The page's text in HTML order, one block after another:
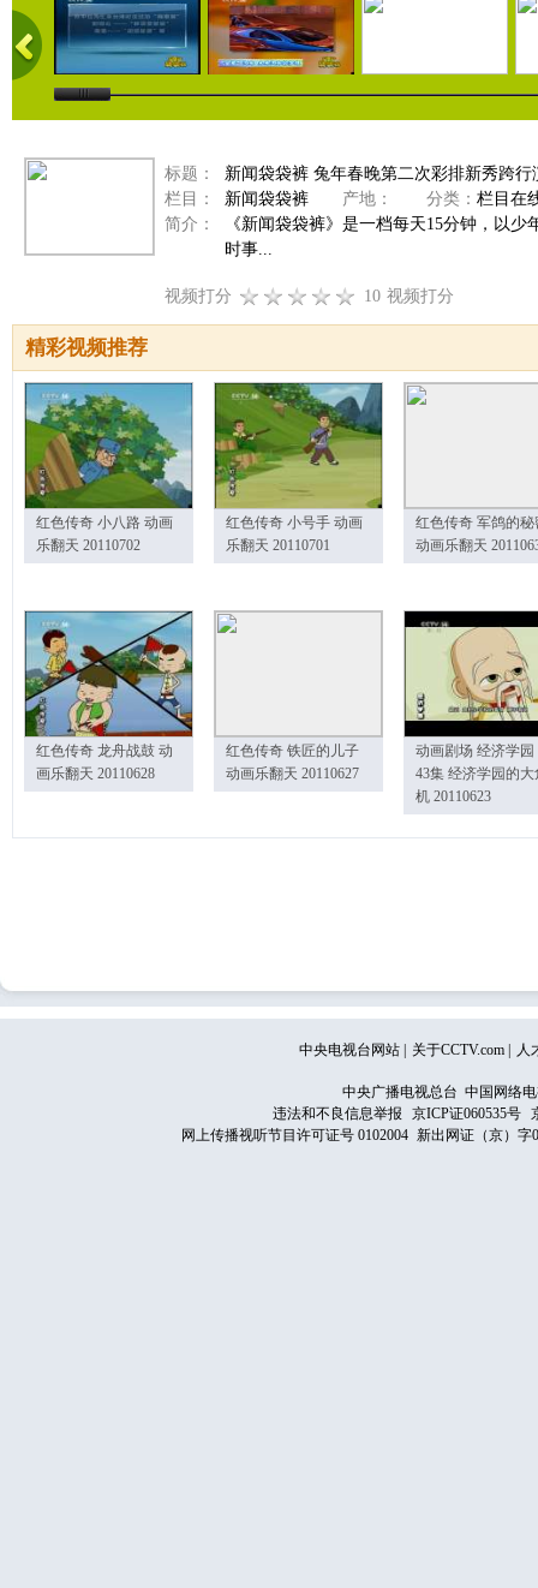
标题：
新闻袋袋裤 兔年春晚第二次彩排新秀跨行
栏目：
新闻袋袋裤 产地： 分类： 栏目在
简介：
《新闻袋袋裤》是一档每天15分钟，以
时事...
视频打分 10 视频打分
精彩视频推荐
红色传奇 小八路 动画
乐翻天 20110702
红色传奇 小号手 动画
乐翻天 20110701
红色传奇 军鸽的秘
动画乐翻天
红色传奇 龙舟战鼓 动
画乐翻天 20110628
红色传奇 铁匠的儿子
动画乐翻天 20110627
动画剧场 经济学园
43集 经济学园的大
机 20110623
中央电视台网站 关于CCTV.com 人
中央广播电视总台 中国网络
违法和不良信息举报
京ICP证060535号
网上传播视听节目许可证号 0102004 新出网证（京）